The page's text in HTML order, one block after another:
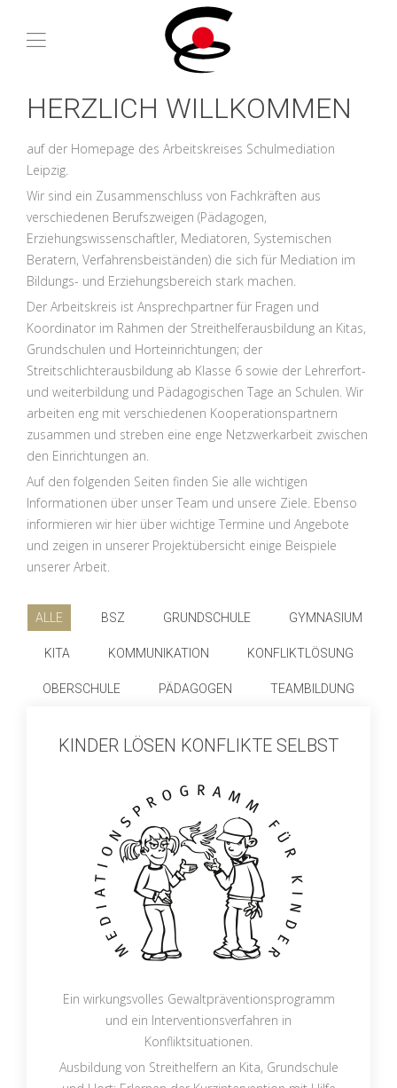
HERZLICH WILLKOMMEN
auf der Homepage des Arbeitskreises Schulmediation
Leipzig.
Wir sind ein Zusammenschluss von Fachkräften aus
verschiedenen Berufszweigen (Pädagogen,
Erziehungswissenschaftler, Mediatoren, Systemischen
Beratern, Verfahrensbeiständen) die sich für Mediation im
Bildungs- und Erziehungsbereich stark machen.
Der Arbeitskreis ist Ansprechpartner für Fragen und
Koordinator im Rahmen der Streithelferausbildung an Kitas,
Grundschulen und Horteinrichtungen; der
Streitschlichterausbildung ab Klasse 6 sowie der Lehrerfort-
und weiterbildung und Pädagogischen Tage an Schulen. Wir
arbeiten eng mit verschiedenen Kooperationspartnern
zusammen und streben eine enge Netzwerkarbeit zwischen
den Einrichtungen an.
Auf den folgenden Seiten finden Sie alle wichtigen
Informationen über unser Team und unsere Ziele. Ebenso
informieren wir hier über wichtige Termine und Angebote
und zeigen in unserer Projektübersicht einige Beispiele
unserer Arbeit.
ALLE BSZ GRUNDSCHULE GYMNASIUM
KITA KOMMUNIKATION KONFLIKTLÖSUNG
OBERSCHULE PÄDAGOGEN TEAMBILDUNG
KINDER LÖSEN KONFLIKTE SELBST
Ein wirkungsvolles Gewaltpräventionsprogramm
und ein Interventionsverfahren in
Konfliktsituationen.
Ausbildung von Streithelfern an Kita, Grundschule